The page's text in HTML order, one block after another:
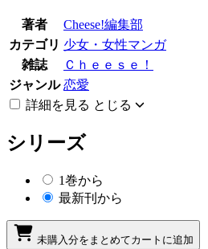
著者
Cheese!編集部
カテゴリ 少女・女性マンガ
雑誌
Ｃｈｅｅｓｅ！
ジャンル 恋愛
詳細を見る とじる
シリーズ
1巻から
最新刊から
未購入分をまとめてカートに追加